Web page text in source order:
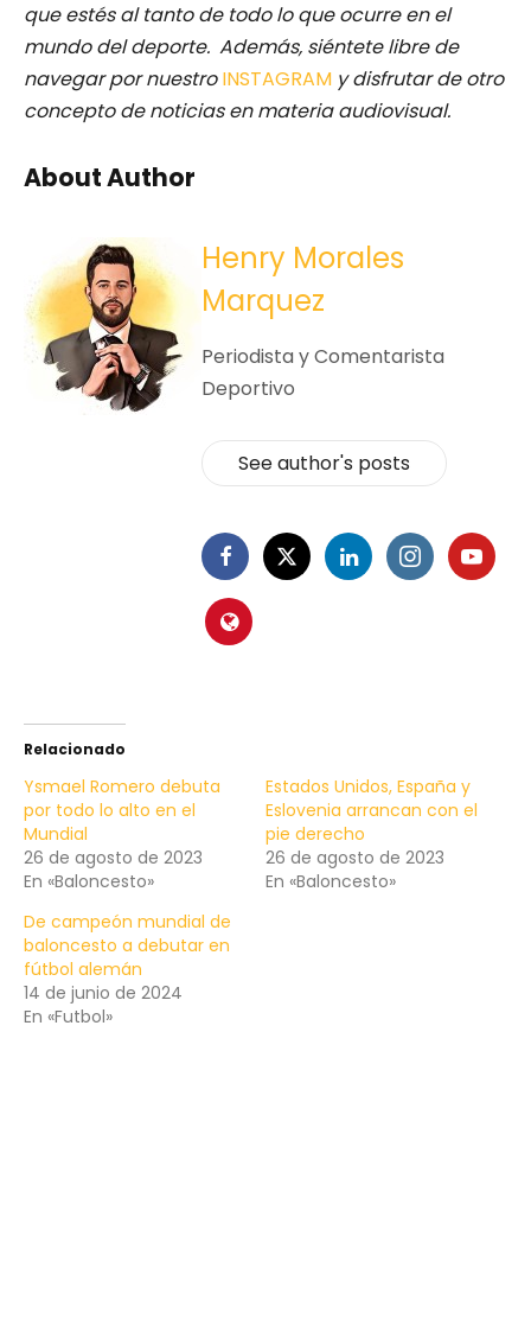
que estés al tanto de todo lo que ocurre en el
mundo del deporte. Además, siéntete libre de
navegar por nuestro INSTAGRAM y disfrutar de otro
concepto de noticias en materia audiovisual.
About Author
Henry Morales
Marquez
Periodista y Comentarista
Deportivo
See author's posts
Relacionado
Ysmael Romero debuta
por todo lo alto en el
Mundial
26 de agosto de 2023
En «Baloncesto»
Estados Unidos, España y
Eslovenia arrancan con el
pie derecho
26 de agosto de 2023
En «Baloncesto»
De campeón mundial de
baloncesto a debutar en
fútbol alemán
14 de junio de 2024
En «Futbol»